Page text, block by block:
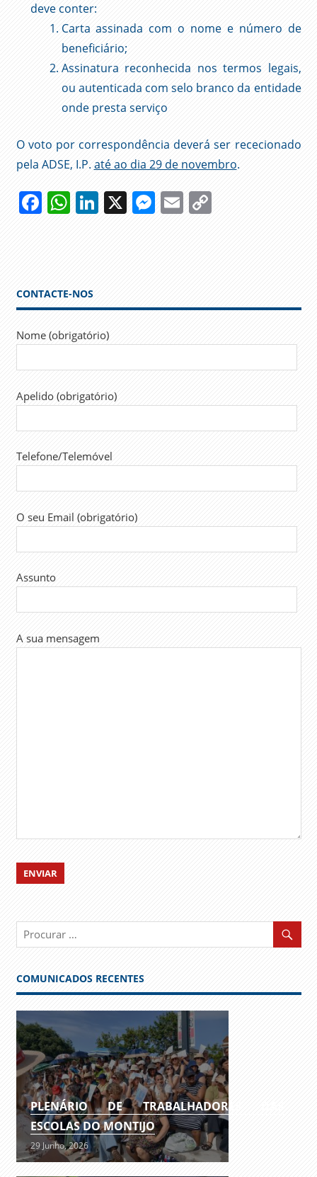
deve conter:
Carta assinada com o nome e número de
beneficiário;
Assinatura reconhecida nos termos legais,
ou autenticada com selo branco da entidade
onde presta serviço
O voto por correspondência deverá ser rececionado
pela ADSE, I.P. até ao dia 29 de novembro.
Facebook
WhatsApp
LinkedIn
X Messenger
EmailCopy
ALEXANDRE
LOURENÇO
ELEIÇÕES
PROENÇA
SAÚDE
UGT
ELETRÓNICO
CONTACTE-NOS
Nome (obrigatório)
Apelido (obrigatório)
Telefone/Telemóvel
O seu Email (obrigatório)
Assunto
A sua mensagem
COMUNICADOS RECENTES
PLENÁRIO DE TRABALHADORES DAS
ESCOLAS DO MONTIJO
29 Junho, 2026